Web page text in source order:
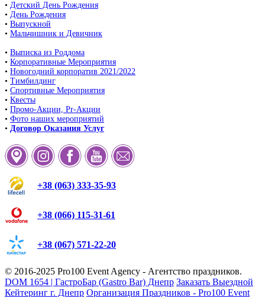
• Детский День Рождения
• День Рождения
• Выпускной
• Мальчишник и Девичник
• Выписка из Роддома
• Корпоративные Мероприятия
• Новогодний корпоратив 2021/2022
• Тимбилдинг
• Спортивные Мероприятия
• Квесты
• Промо-Акции, Pr-Акции
• Фото наших мероприятий
• Договор Оказания Услуг
+38 (063) 333-35-93
+38 (066) 115-31-61
+38 (067) 571-22-20
© 2016-2025 Pro100 Event Agency - Агентство праздников.
DOM 1654 | ГастроБар (Gastro Bar) Днепр Заказать Выездной
Кейтеринг г. Днепр Организация Праздников - Pro100 Event